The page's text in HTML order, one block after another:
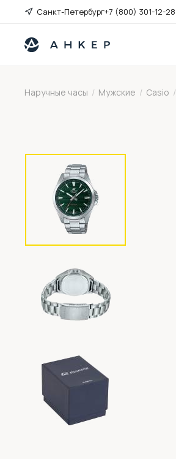
Санкт-Петербург+7 (800) 301-12-28
Наручные часы / Мужские / Casio /